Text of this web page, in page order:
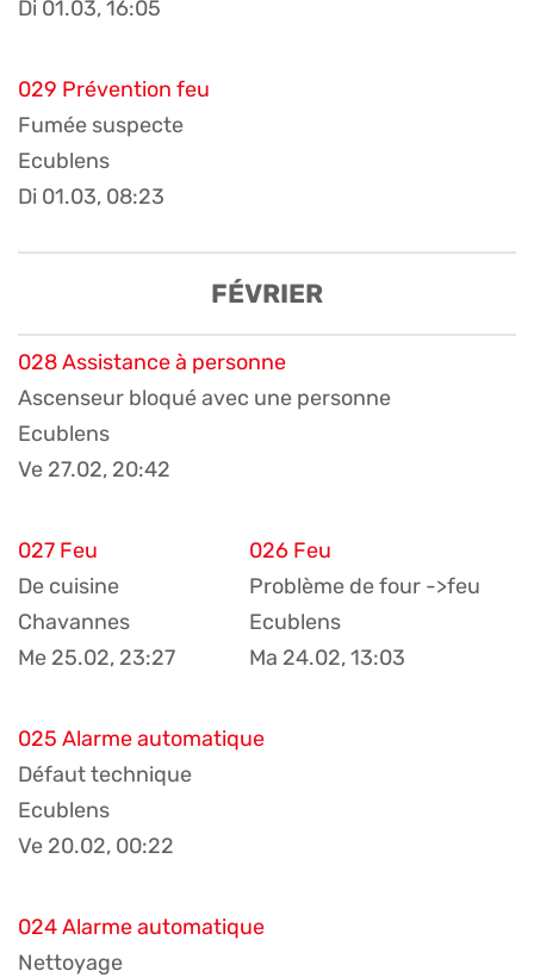
Di 01.03, 16:05
029 Prévention feu
Fumée suspecte
Ecublens
Di 01.03, 08:23
FÉVRIER
028 Assistance à personne
Ascenseur bloqué avec une personne
Ecublens
Ve 27.02, 20:42
027 Feu
De cuisine
Chavannes
Me 25.02, 23:27
026 Feu
Problème de four ->feu
Ecublens
Ma 24.02, 13:03
025 Alarme automatique
Défaut technique
Ecublens
Ve 20.02, 00:22
024 Alarme automatique
Nettoyage